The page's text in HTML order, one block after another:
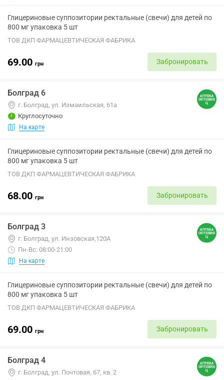
Глицериновые суппозитории ректальные (свечи) для детей по
800 мг упаковка 5 шт
ТОВ ДКП ФАРМАЦЕВТИЧЕСКАЯ ФАБРИКА
69.00 грн Забронировать
Болград 6
г. Болград, ул. Измаильская, 61а
Круглосуточно
На карте
Глицериновые суппозитории ректальные (свечи) для детей по
800 мг упаковка 5 шт
ТОВ ДКП ФАРМАЦЕВТИЧЕСКАЯ ФАБРИКА
68.00 грн Забронировать
Болград 3
г. Болград, ул. Инзовская,120А
Пн-Вс: 08:00-21:00
На карте
Глицериновые суппозитории ректальные (свечи) для детей по
800 мг упаковка 5 шт
ТОВ ДКП ФАРМАЦЕВТИЧЕСКАЯ ФАБРИКА
69.00 грн Забронировать
Болград 4
г. Болград, ул. Почтовая, 67, кв. 2